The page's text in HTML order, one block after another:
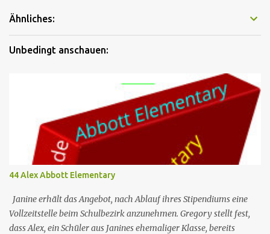
Ähnliches:
Unbedingt anschauen:
44 Alex Abbott Elementary
Janine erhält das Angebot, nach Ablauf ihres Stipendiums eine
Vollzeitstelle beim Schulbezirk anzunehmen. Gregory stellt fest,
dass Alex, ein Schüler aus Janines ehemaliger Klasse, bereits